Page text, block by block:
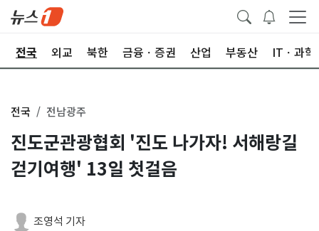
전국 외교 북한 금융ㆍ증권 산업 부동산 ITㆍ과학
전국 전남광주
진도군관광협회 '진도 나가자! 서해랑길
걷기여행' 13일 첫걸음
조영석 기자